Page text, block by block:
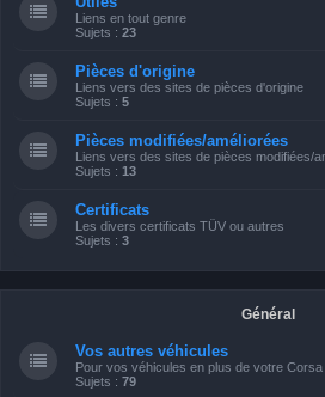
Liens en tout genre
Sujets : 23
Pièces d'origine
Liens vers des sites de pièces d'origine
Sujets : 5
Pièces modifiées/améliorées
Liens vers des sites de pièces modifiées/
Sujets : 13
Certificats
Les divers certificats TÜV ou autres
Sujets : 3
Général
Vos autres véhicules
Pour vos véhicules en plus de votre Corsa
Sujets : 79